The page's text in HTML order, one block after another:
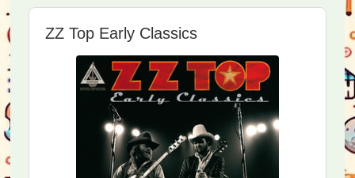
ZZ Top Early Classics